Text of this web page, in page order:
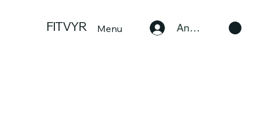
FITVYR Anmelden
Menu